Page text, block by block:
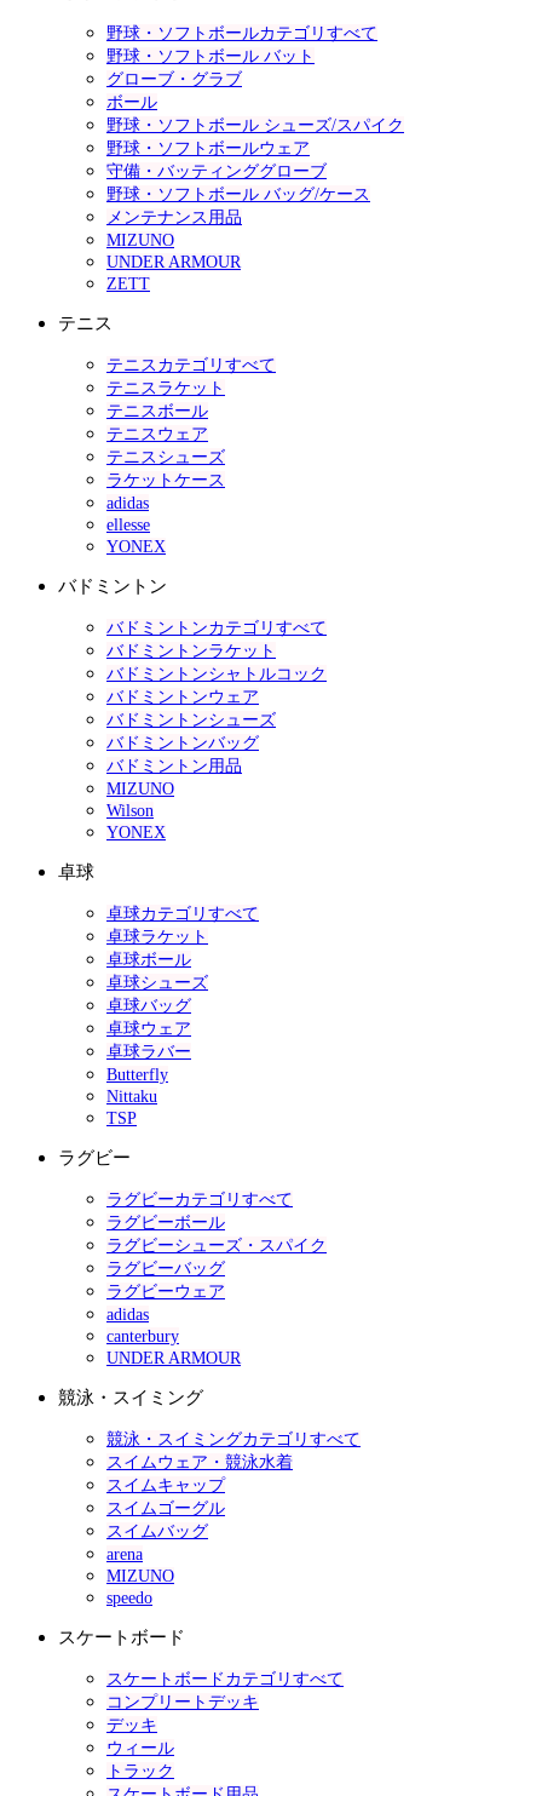
野球・ソフトボールカテゴリすべて
野球・ソフトボール バット
グローブ・グラブ
ボール
野球・ソフトボール シューズ/スパイク
野球・ソフトボールウェア
守備・バッティンググローブ
野球・ソフトボール バッグ/ケース
メンテナンス用品
MIZUNO
UNDER ARMOUR
ZETT
テニス
テニスカテゴリすべて
テニスラケット
テニスボール
テニスウェア
テニスシューズ
ラケットケース
adidas
ellesse
YONEX
バドミントン
バドミントンカテゴリすべて
バドミントンラケット
バドミントンシャトルコック
バドミントンウェア
バドミントンシューズ
バドミントンバッグ
バドミントン用品
MIZUNO
Wilson
YONEX
卓球
卓球カテゴリすべて
卓球ラケット
卓球ボール
卓球シューズ
卓球バッグ
卓球ウェア
卓球ラバー
Butterfly
Nittaku
TSP
ラグビー
ラグビーカテゴリすべて
ラグビーボール
ラグビーシューズ・スパイク
ラグビーバッグ
ラグビーウェア
adidas
canterbury
UNDER ARMOUR
競泳・スイミング
競泳・スイミングカテゴリすべて
スイムウェア・競泳水着
スイムキャップ
スイムゴーグル
スイムバッグ
arena
MIZUNO
speedo
スケートボード
スケートボードカテゴリすべて
コンプリートデッキ
デッキ
ウィール
トラック